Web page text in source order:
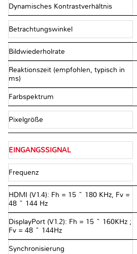
Dynamisches Kontrastverhältnis
Betrachtungswinkel
Bildwiederholrate
Reaktionszeit (empfohlen, typisch in
ms)
Farbspektrum
Pixelgröße
EINGANGSSIGNAL
Frequenz
HDMI (V1.4): Fh = 15 ~ 180 KHz, Fv =
48 ~ 144 Hz
DisplayPort (V1.2): Fh = 15 ~ 160KHz ;
Fv = 48 ~ 144Hz
Synchronisierung